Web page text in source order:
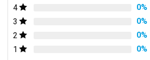
4
0%
3
0%
2
0%
1
0%